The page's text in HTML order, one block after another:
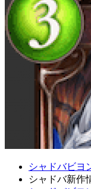
シャドバビヨ
シャドバ新作